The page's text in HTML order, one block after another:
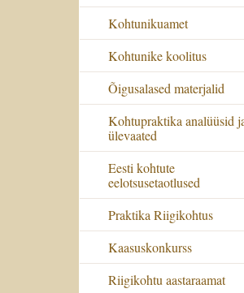
Kohtunikuamet
Kohtunike koolitus
Õigusalased materjalid
Kohtupraktika analüüsid
ülevaated
Eesti kohtute
eelotsusetaotlused
Praktika Riigikohtus
Kaasuskonkurss
Riigikohtu aastaraamat